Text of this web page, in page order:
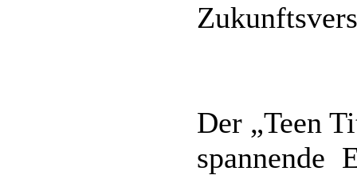
Der „Teen
spannende